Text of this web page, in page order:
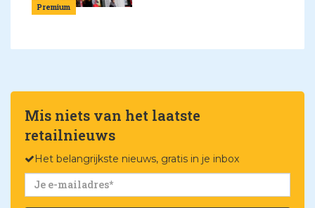
Premium
Mis niets van het laatste
retailnieuws
Het belangrijkste nieuws, gratis in je inbox